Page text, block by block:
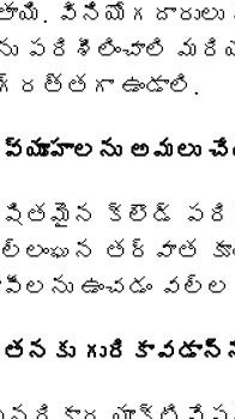
పరిశీలించాలి
ఉండాలి.
అమలు
క్లౌడ్
తర్వాత
ఉంచడం వల్ల
గురికావడాన్ని